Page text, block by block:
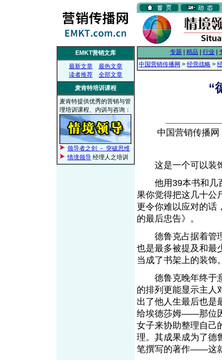
EMKT营销文库
最新文章
最热文章
读者推荐
全部文章
麦肯特培训课程
麦肯特提供优秀的营销与管
理培训课程、内训与咨询：
领导者之剑 － 突破思维
情境领导 经理人之培训
专题 精品 行业
中国营销传播网 > 经营战略 >
“
中国营销传播
这是一个可以装
他用39本书和几百
果你觉得把这几十公
更令你难以应对的话
的最后忠告》。
德鲁克占据着管理
也是最多被提及和最
当成了书架上的装饰
德鲁克晚年终于意
的排列更能显示主人
出了他人生最后也是
给埃德莎姆——那位
女子来协助整理自
理。其成果成为了德
笔撰写的著作——这